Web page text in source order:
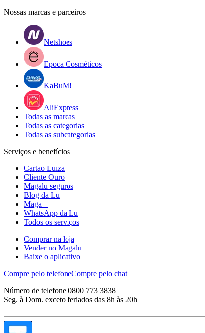
Nossas marcas e parceiros
Netshoes
Epoca Cosméticos
KaBuM!
AliExpress
Todas as marcas
Todas as categorias
Todas as subcategorias
Serviços e benefícios
Cartão Luiza
Cliente Ouro
Magalu seguros
Blog da Lu
Maga +
WhatsApp da Lu
Todos os serviços
Comprar na loja
Vender no Magalu
Baixe o aplicativo
Compre pelo telefoneCompre pelo chat
Número de telefone 0800 773 3838
Seg. à Dom. exceto feriados das 8h às 20h